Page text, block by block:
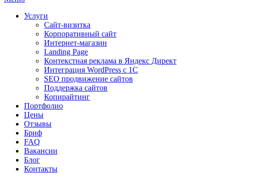
Услуги
Сайт-визитка
Корпоративный сайт
Интернет-магазин
Landing Page
Контекстная реклама в Яндекс Директ
Интеграция WordPress c 1C
SEO продвижение сайтов
Поддержка сайтов
Копирайтинг
Портфолио
Цены
Отзывы
Бриф
FAQ
Вакансии
Блог
Контакты